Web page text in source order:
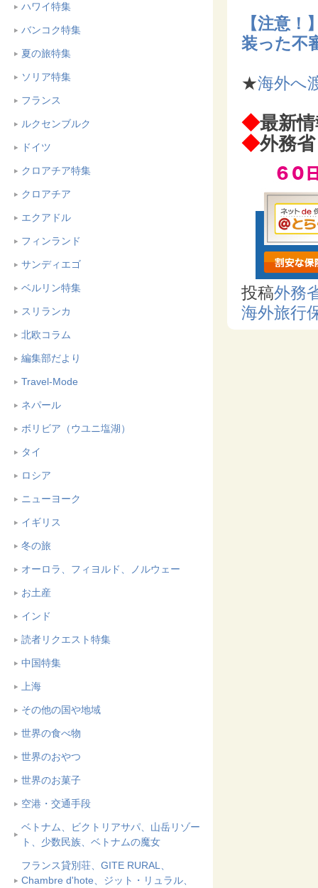
ハワイ特集
バンコク特集
夏の旅特集
ソリア特集
フランス
ルクセンブルク
ドイツ
クロアチア特集
クロアチア
エクアドル
フィンランド
サンディエゴ
ベルリン特集
スリランカ
北欧コラム
編集部だより
Travel-Mode
ネパール
ボリビア（ウユニ塩湖）
タイ
ロシア
ニューヨーク
イギリス
冬の旅
オーロラ、フィヨルド、ノルウェー
お土産
インド
読者リクエスト特集
中国特集
上海
その他の国や地域
世界の食べ物
世界のおやつ
世界のお菓子
空港・交通手段
ベトナム、ビクトリアサパ、山岳リゾー
ト、少数民族、ベトナムの魔女
フランス貸別荘、GITE RURAL、
Chambre d'hote、ジット・リュラル、
【注意
装った不
★海外へ
◆最新
◆外務
投稿外務
海外旅行